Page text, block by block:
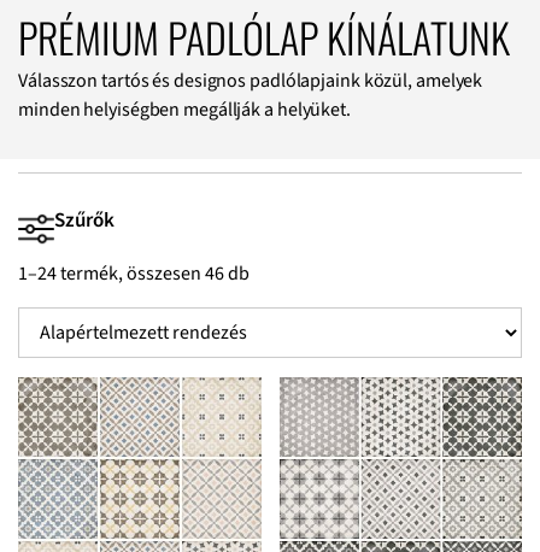
PRÉMIUM PADLÓLAP KÍNÁLATUNK
Válasszon tartós és designos padlólapjaink közül, amelyek
minden helyiségben megállják a helyüket.
Szűrők
1–24 termék, összesen 46 db